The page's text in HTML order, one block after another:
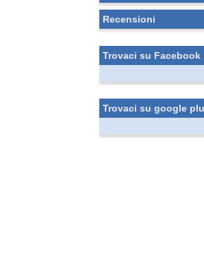
Recensioni
Trovaci su Facebook
Trovaci su google